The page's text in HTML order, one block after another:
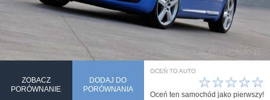
ZOBACZ
PORÓWNANIE
DODAJ DO
PORÓWNANIA
OCEŃ TO AUTO
☆
☆
☆
☆
☆
Oceń ten samochód jako pierwszy!